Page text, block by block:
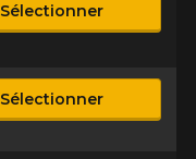
Sélectionner
Sélectionner